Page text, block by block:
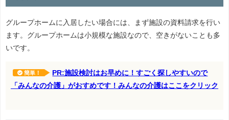
グループホームに入居したい場合には、まず施設の資料請求を行い
ます。グループホームは小規模な施設なので、空きがないことも多
いです。
簡単！
PR:施設検討はお早めに！すごく探しやすいので
「みんなの介護」がおすめです！みんなの介護はここをクリック